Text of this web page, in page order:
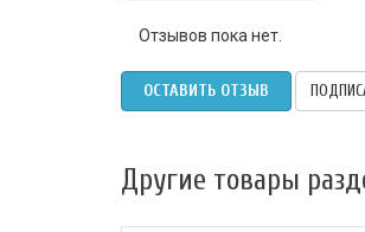
Отзывов пока нет.
ОСТАВИТЬ ОТЗЫВ
Другие товары